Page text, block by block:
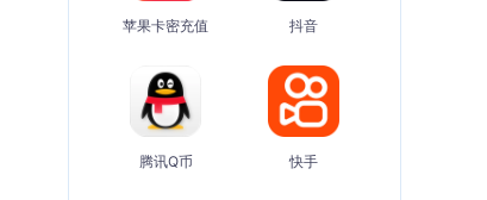
苹果卡密充值 抖音
腾讯Q币 快手